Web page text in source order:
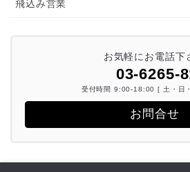
飛込み営業
お気軽にお電話下
03-6265-
受付時間 9:00-18:00 [ 土・日
お問合せ